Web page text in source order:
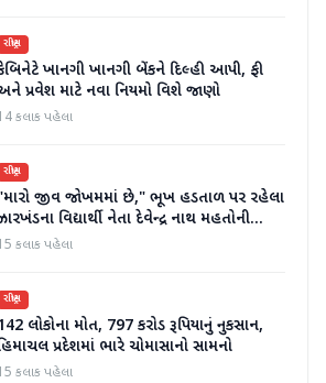
રાષ્ટ્રીય
ખાનગી ખાનગી બેંકને દિલ્હી આપી, ફી
પ્રવેશ માટે નવા નિયમો વિશે જાણો
કલાક પહેલા
રાષ્ટ્રીય
જીવ જોખમમાં છે," ભૂખ હડતાળ પર રહેલા
વિદ્યાર્થી નેતા દેવેન્દ્ર નાથ મહતોની
ખરાબ
કલાક પહેલા
રાષ્ટ્રીય
લોકોના મોત, 797 કરોડ રૂપિયાનું નુકસાન,
પ્રદેશમાં ભારે ચોમાસાનો સામનો
કલાક પહેલા